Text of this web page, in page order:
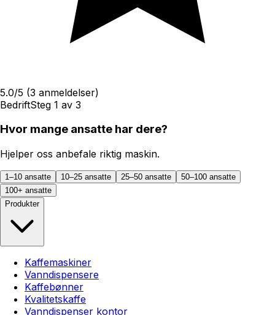
5.0/5 (3 anmeldelser)
BedriftSteg 1 av 3
Hvor mange ansatte har dere?
Hjelper oss anbefale riktig maskin.
1–10 ansatte 10–25 ansatte 25–50 ansatte
50–100 ansatte
100+ ansatte
Produkter
Kaffemaskiner
Vanndispensere
Kaffebønner
Kvalitetskaffe
Vanndispenser kontor